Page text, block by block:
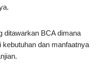
ditawarkan BCA dimana
dan manfaatnya